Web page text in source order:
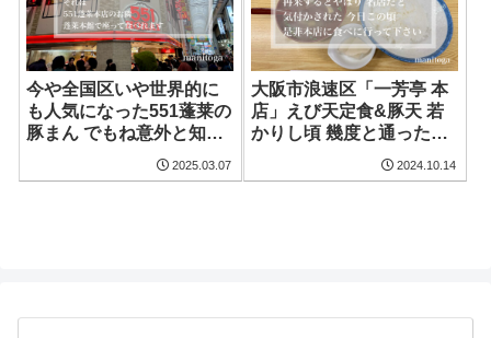
今や全国区いや世界的に
も人気になった551蓬莱の
豚まん でもね意外と知ら
れない真実があるんです
それは 551蓬莱本店の横
2025.03.07
大阪市浪速区「一芳亭 本
店」えび天定食&豚天 若
かりし頃 幾度と通った老
舗の名店 是非 本店で食べ
る事をオススメします
2024.10.14